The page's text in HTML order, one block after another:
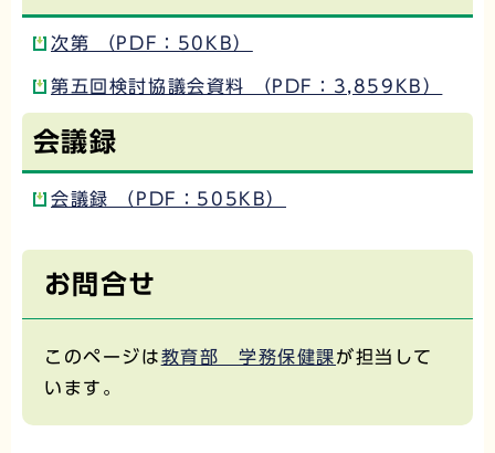
次第 （PDF：50KB）
第五回検討協議会資料 （PDF：3,859KB）
会議録
会議録 （PDF：505KB）
お問合せ
このページは教育部 学務保健課が担当して
います。